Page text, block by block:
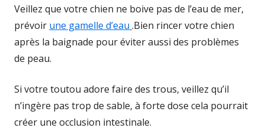
Veillez que votre chien ne boive pas de l’eau de mer,
prévoir une gamelle d’eau .Bien rincer votre chien
après la baignade pour éviter aussi des problèmes
de peau.
Si votre toutou adore faire des trous, veillez qu’il
n’ingère pas trop de sable, à forte dose cela pourrait
créer une occlusion intestinale.